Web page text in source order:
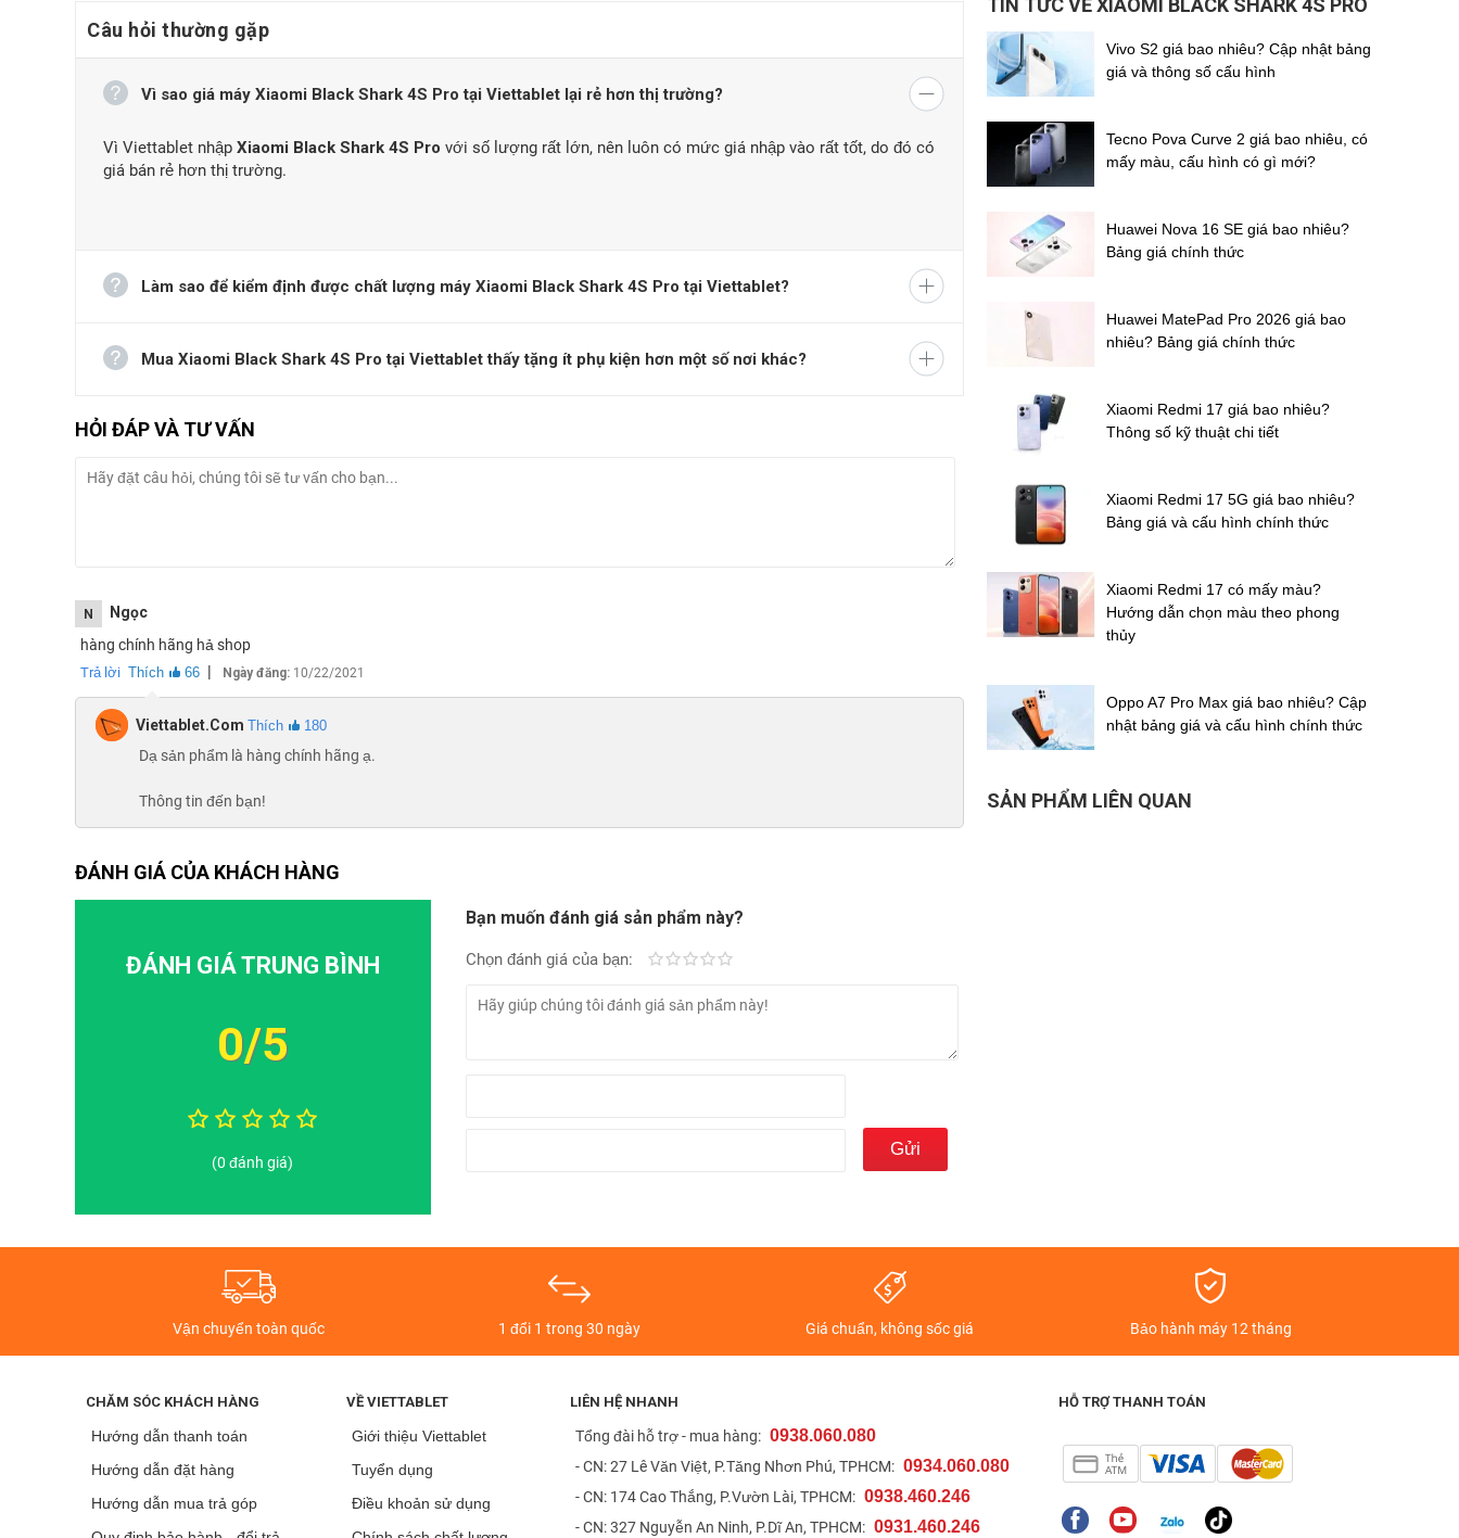
Xiaomi Black Shark 4s Pro sở hữu thiết kế hầm hố với hiệu ứng đường nét trên mặt lưng
một cỗ máy, thiết kế này hứa hẹn sẽ rất được lòng các anh em Game thủ. Chiếc máy được trang bị 2 phiên bản màu cho
người dùng lựa chọn:
Xiaomi Black Shark 4s Pro có tấm nền Super AMOLED chất lượng
Black Shark 4s Pro được trang bị màn hình có
Xiaomi Black Shark 4S Pro được trang bị tần số quét màn hình 144Hz
Black Shark 4s Pro sở hữu màn hình được
mỏng, tối ưu tốt không gian hiển thị. Tuy nhiên, điểm trừ của thiết kế này đối với một Gaming Phone là không có vị trí tỳ tay,
Tóm lại, Black Shark 4s Pro là một chiếc Gaming Phone có chất lượng hiển thị tốt trong phân khúc, sản phẩm chắc chắn
không khiến người dùng thất vọng.
Về hiệu năng, là một Gaming Phone Black Shark 4s Pro được trang bị một cấu hình vô cùng mạnh mẽ vớichip xử lý
Snapdragon 888+ 5G (5 nm),
chiến tốt những tựa game nặng một cách nhẹ nhàng. Bên cạnh đó, sản phẩm còn sở hữu
dung lượng RAM tối đa lên đến
ấn tượng, cho khả năng đa nhiệm tốt,
thả ga lưu trữ nhiều dữ liệu quan
Câu hỏi thường gặp
Vì sao giá máy Xiaomi Black Shark 4S Pro tại Viettablet lại rẻ hơn thị trường?
Vì Viettablet nhập Xiaomi Black Shark 4S Pro với số lượng rất lớn, nên luôn có mức giá nhập vào rất tốt, do đó có
giá bán rẻ hơn thị trường.
Làm sao để kiểm định được chất lượng máy Xiaomi Black Shark 4S Pro tại Viettablet?
Mua Xiaomi Black Shark 4S Pro tại Viettablet thấy tặng ít phụ kiện hơn một số nơi khác?
HỎI ĐÁP VÀ TƯ VẤN
N
Ngọc
hàng chính hãng hả shop
Trả lời Thích 66 | Ngày đăng: 10/22/2021
Viettablet.com Thích 180
Dạ sản phẩm là hàng chính hãng ạ.
Thông tin đến bạn!
ĐÁNH GIÁ CỦA KHÁCH HÀNG
ĐÁNH GIÁ TRUNG BÌNH
0/5
(0 đánh giá)
Bạn muốn đánh giá sản phẩm này?
Chọn đánh giá của bạn: Rất tốt
Trung bình
Fair
Kém
TIN TỨC VỀ XIAOMI BLACK SHARK 4S PRO
Vivo S2 giá bao nhiêu? Cập nhật bảng
giá và thông số cấu hình
Tecno Pova Curve 2 giá bao nhiêu, có
mấy màu, cấu hình có gì mới?
Huawei Nova 16 SE giá bao nhiêu?
Bảng giá chính thức
Huawei MatePad Pro 2026 giá bao
nhiêu? Bảng giá chính thức
Xiaomi Redmi 17 giá bao nhiêu?
Thông số kỹ thuật chi tiết
Xiaomi Redmi 17 5G giá bao nhiêu?
Bảng giá và cấu hình chính thức
Xiaomi Redmi 17 có mấy màu?
Hướng dẫn chọn màu theo phong
thủy
Oppo A7 Pro Max giá bao nhiêu? Cập
nhật bảng giá và cấu hình chính thức
SẢN PHẨM LIÊN QUAN
Vận chuyển toàn quốc 1 đổi 1 trong 30 ngày Giá chuẩn, không sốc giá Bảo hành máy 12 tháng
CHĂM SÓC KHÁCH HÀNG
Hướng dẫn thanh toán
Hướng dẫn đặt hàng
Hướng dẫn mua trả góp
VỀ VIETTABLET
Giới thiệu Viettablet
Tuyển dụng
Điều khoản sử dụng
LIÊN HỆ NHANH
Tổng đài hỗ trợ - mua hàng: 0938.060.080
- CN: 27 Lê Văn Việt, P.Tăng Nhơn Phú, TPHCM: 0934.060.080
- CN: 174 Cao Thắng, P.Vườn Lài, TPHCM: 0938.460.246
- CN: 327 Nguyễn An Ninh, P.Dĩ An, TPHCM: 0931.460.246
HỖ TRỢ THANH TOÁN